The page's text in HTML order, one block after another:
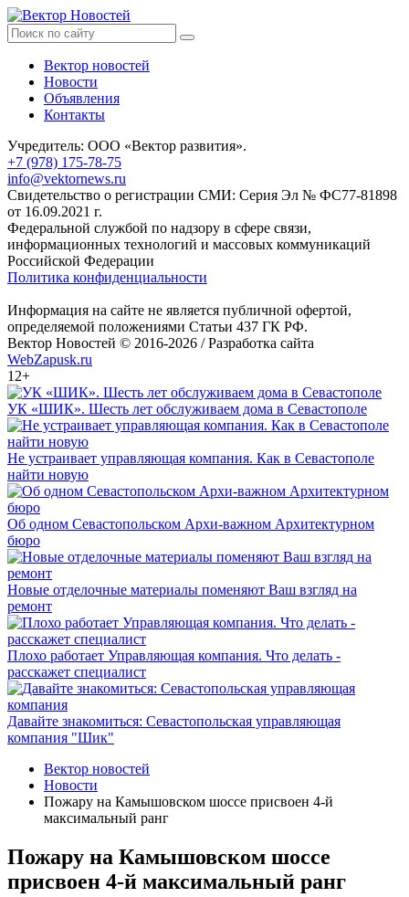
Вектор новостей
Новости
Объявления
Контакты
Учредитель: ООО «Вектор развития».
+7 (978) 175-78-75
info@vektornews.ru
Свидетельство о регистрации СМИ: Серия Эл № ФС77-81898
от 16.09.2021 г.
Федеральной службой по надзору в сфере связи,
информационных технологий и массовых коммуникаций
Российской Федерации
Политика конфиденциальности
Информация на сайте не является публичной офертой,
определяемой положениями Статьи 437 ГК РФ.
Вектор Новостей © 2016-2026 /Разработка сайта
WebZapusk.ru
12+
УК «ШИК». Шесть лет обслуживаем дома в Севастополе
Не устраивает управляющая компания. Как в Севастополе
найти новую
Об одном Севастопольском Архи-важном Архитектурном
бюро
Новые отделочные материалы поменяют Ваш взгляд на
ремонт
Плохо работает Управляющая компания. Что делать -
расскажет специалист
Давайте знакомиться: Севастопольская управляющая
компания "Шик"
Вектор новостей
Новости
Пожару на Камышовском шоссе присвоен 4-й
максимальный ранг
Пожару на Камышовском шоссе
присвоен 4-й максимальный ранг